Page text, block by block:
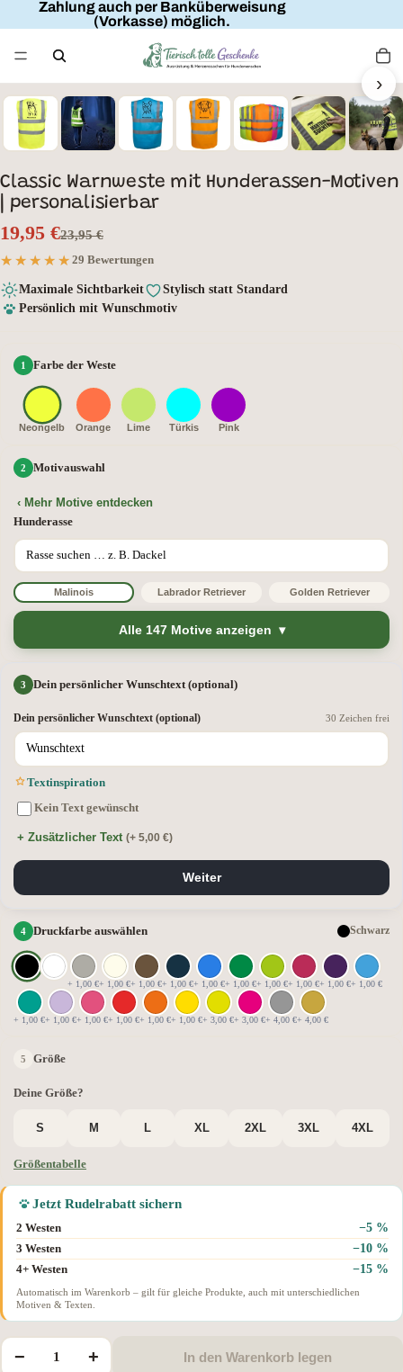
Zahlung auch per Banküberweisung
(Vorkasse) möglich.
Wunschtext ›
Classic Warnweste mit Hunderassen-Motiven
| personalisierbar
19,95 €23,95 €
★★★★★
★★★★★ 29 Bewertungen
Maximale Sichtbarkeit
Stylisch statt Standard
Persönlich mit Wunschmotiv
Farbe der Weste
Neongelb Orange Lime Türkis Pink
Motivauswahl
‹ Mehr Motive entdecken
Hunderasse
Malinois Labrador Retriever Golden Retriever
Alle 147 Motive anzeigen
Dein persönlicher Wunschtext (optional)
Dein persönlicher Wunschtext (optional) 30 Zeichen frei
Textinspiration
Kein Text gewünscht
+ Zusätzlicher Text (+ 5,00 €)
Weiter
Druckfarbe auswählen Schwarz
+ 1,00 €+ 1,00 €+ 1,00 €+ 1,00 €+ 1,00 €+ 1,00 €+ 1,00 €+ 1,00 €+ 1,00 €+ 1,00 €
+ 1,00 €+ 1,00 €+ 1,00 €+ 1,00 €+ 1,00 €+ 1,00 €+ 3,00 €+ 3,00 €+ 4,00 €+ 4,00 €
Größe
Deine Größe?
S M L XL 2XL 3XL 4XL
Größentabelle
Jetzt Rudelrabatt sichern
2 Westen −5 %
3 Westen −10 %
4+ Westen −15 %
Automatisch im Warenkorb – gilt für gleiche Produkte, auch mit unterschiedlichen
Motiven & Texten.
− + In den Warenkorb legen